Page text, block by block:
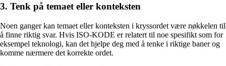
3. Tenk på temaet eller konteksten
Noen ganger kan temaet eller konteksten i kryssordet være nøkkelen til
å finne riktig svar. Hvis ISO-KODE er relatert til noe spesifikt som for
eksempel teknologi, kan det hjelpe deg med å tenke i riktige baner og
komme nærmere det korrekte ordet.